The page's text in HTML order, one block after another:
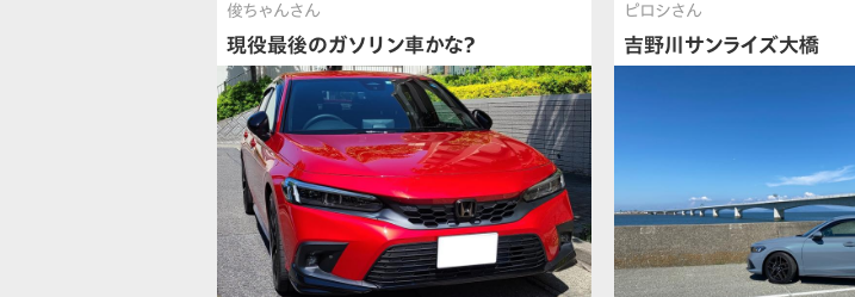
俊ちゃんさん
現役最後のガソリン車かな？
ピロシさん
吉野川サンライズ大橋